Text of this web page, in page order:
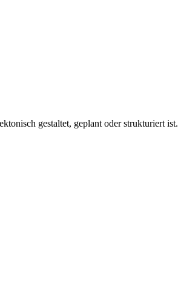
gestaltet, geplant oder strukturiert ist.